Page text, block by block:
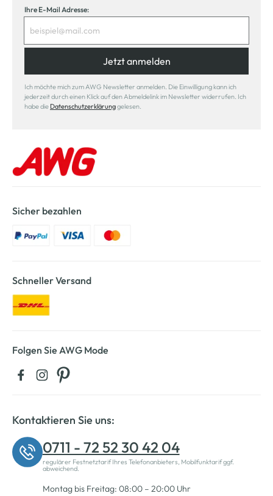
Ihre E-Mail Adresse:
Jetzt anmelden
Ich möchte mich zum AWG Newsletter anmelden. Die Einwilligung kann ich
jederzeit durch einen Klick auf den Abmeldelink im Newsletter widerrufen. Ich
habe die Datenschutzerklärunggelesen.
Sicher bezahlen
Schneller Versand
Folgen Sie AWG Mode
Kontaktieren Sie uns:
0711 - 72 52 30 42 04
regulärer Festnetztarif Ihres Telefonanbieters, Mobilfunktarif ggf.
abweichend.
Montag bis Freitag: 08:00 – 20:00 Uhr